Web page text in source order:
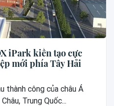
iPark kiến tạo cực
mới phía Tây Hải
thành công của châu Á
Trung Quốc...